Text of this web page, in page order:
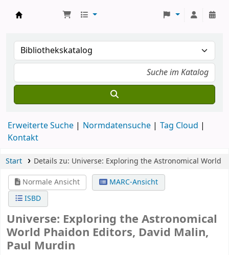
Erweiterte Suche Normdatensuche
Tag Cloud
Kontakt
Start Details zu: Universe: Exploring the Astronomical World
Normale Ansicht
MARC-Ansicht
ISBD
Universe: Exploring the Astronomical
World Phaidon Editors, David Malin,
Paul Murdin